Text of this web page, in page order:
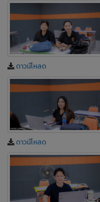
ดาวน์โหลด
ดาวน์โหลด